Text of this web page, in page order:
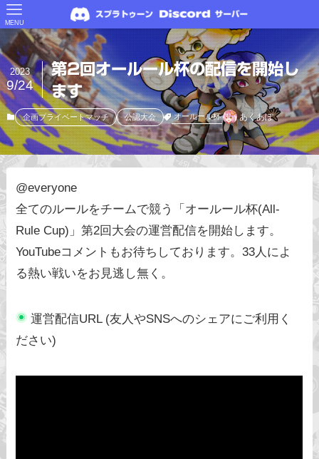
MENU
第2回オールール杯の配信を開始し
ます
2023
9/24
企画プライベートマッチ 公認大会 オールール杯 あくあぽ
@everyone
全てのルールをチームで競う「オールール杯(All-
Rule Cup)」第2回大会の運営配信を開始します。
YouTubeコメントもお待ちしております。33人によ
る熱い戦いをお見逃し無く。
運営配信URL (友人やSNSへのシェアにご利用く
ださい)